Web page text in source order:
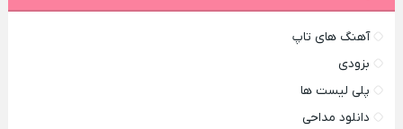
آهنگ های تاپ
بزودی
پلی لیست ها
دانلود مداحی